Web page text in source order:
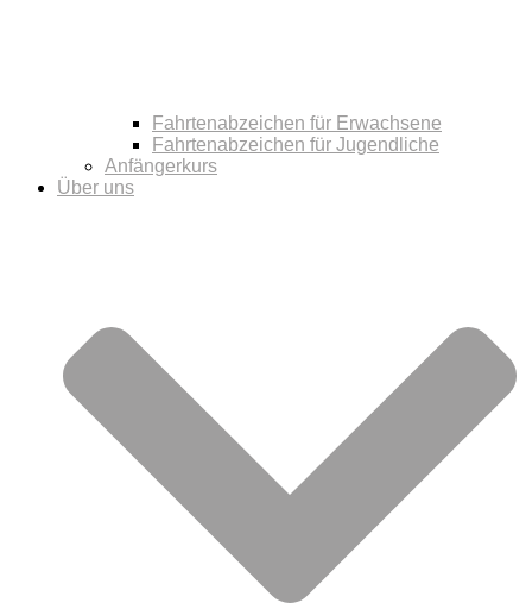
Fahrtenabzeichen für Erwachsene
Fahrtenabzeichen für Jugendliche
Anfängerkurs
Über uns